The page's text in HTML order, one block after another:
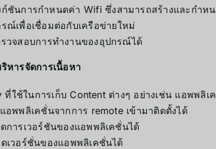
ชันการกำหนดค่า Wifi ซึ่งสามารถสร้างและกำห
ณ์เพื่อเชื่อมต่อกับเครือข่ายใหม่
วจสอบการทำงานของอุปกรณ์ได้
หารจัดการเนื้อหา
ที่ใช้ในการเก็บ Content ต่างๆ อย่างเช่น แอพพลิ
อพพลิเคชั่นจากการ remote เข้ามาติดตั้งได้
การเวอร์ชันของแอพพลิเคชั่นได้
เวอร์ชั่นของแอพพลิเคชั่นได้